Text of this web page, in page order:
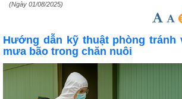
(Ngày 01/08/2025)
Hướng dẫn kỹ thuật phòng
mưa bão trong chăn nuôi